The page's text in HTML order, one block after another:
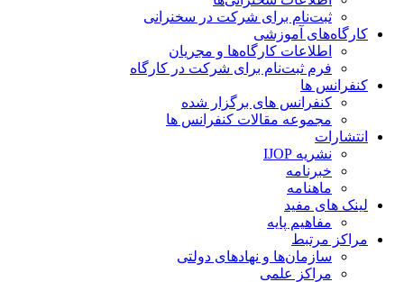
ثبت‌نام برای شرکت در سخنرانی
کارگاه‌های آموزشی
اطلاعات کارگاه‌ها و مجریان
فرم ثبت‌نام برای شرکت در کارگاه
کنفرانس ها
کنفرانس های برگزار شده
مجموعه مقالات کنفرانس ها
انتشارات
نشریه IJOP
خبرنامه
ماهنامه
لینک های مفید
مفاهیم پایه
مراکز مرتبط
سازمان‌ها و نهادهای دولتی
مراکز علمی